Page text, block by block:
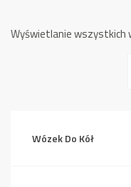
Wyświetlanie wszystkich
Wózek Do Kół